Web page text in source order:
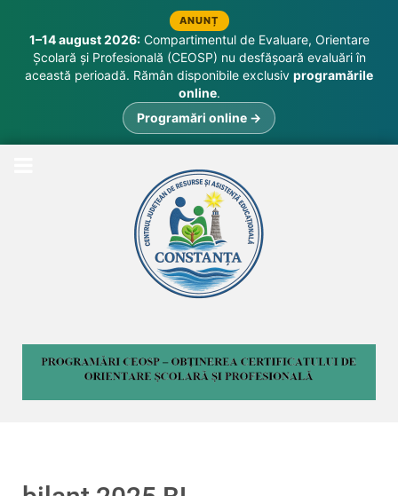
ANUNȚ
1–14 august 2026:Compartimentul de Evaluare, Orientare
Școlară și Profesională (CEOSP) nu desfășoară evaluări în
această perioadă. Rămân disponibile exclusiv programările
online.
Programări online →